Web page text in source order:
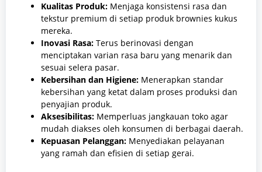
Kualitas Produk: Menjaga konsistensi rasa dan
tekstur premium di setiap produk brownies kukus
mereka.
Inovasi Rasa: Terus berinovasi dengan
menciptakan varian rasa baru yang menarik dan
sesuai selera pasar.
Kebersihan dan Higiene: Menerapkan standar
kebersihan yang ketat dalam proses produksi dan
penyajian produk.
Aksesibilitas: Memperluas jangkauan toko agar
mudah diakses oleh konsumen di berbagai daerah.
Kepuasan Pelanggan: Menyediakan pelayanan
yang ramah dan efisien di setiap gerai.